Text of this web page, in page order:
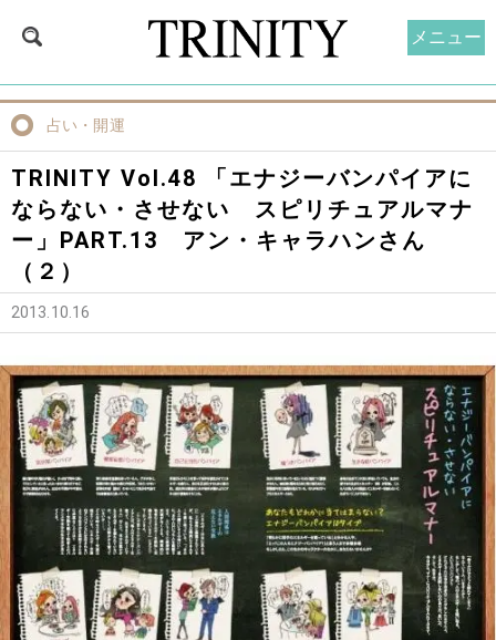
占い・開運
TRINITY Vol.48 「エナジーバンパイアに
ならない・させない スピリチュアルマナ
ー」PART.13 アン・キャラハンさん
（２）
2013.10.16
メニュー